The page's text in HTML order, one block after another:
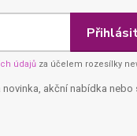
údajů za účelem rozesílky
akční nabídka